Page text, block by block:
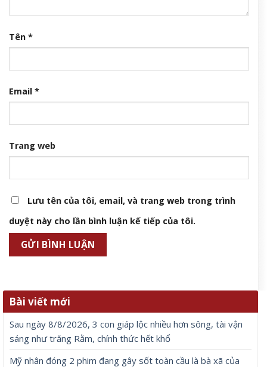
Tên *
Email *
Trang web
Lưu tên của tôi, email, và trang web trong trình
duyệt này cho lần bình luận kế tiếp của tôi.
Bài viết mới
Sau ngày 8/8/2026, 3 con giáp lộc nhiều hơn sông, tài vận
sáng như trăng Rằm, chính thức hết khổ
Mỹ nhân đóng 2 phim đang gây sốt toàn cầu là bà xã của